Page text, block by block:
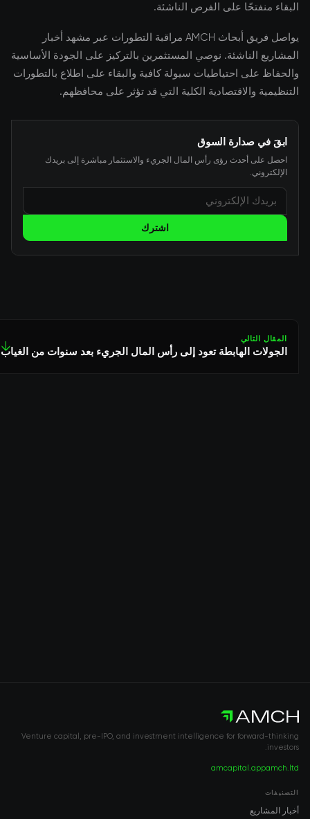
البقاء منفتحًا على الفرص الناشئة.
يواصل فريق أبحاث AMCH مراقبة التطورات عبر مشهد أخبار
المشاريع الناشئة. نوصي المستثمرين بالتركيز على الجودة الأساسية
والحفاظ على احتياطيات سيولة كافية والبقاء على اطلاع بالتطورات
التنظيمية والاقتصادية الكلية التي قد تؤثر على محافظهم.
ابقَ في صدارة السوق
احصل على أحدث رؤى رأس المال الجريء والاستثمار مباشرة إلى بريدك
الإلكتروني.
اشترك
المقال التالي
الجولات الهابطة تعود إلى رأس المال الجريء بعد سنوات من الغياب
↓
Venture capital, pre-IPO, and investment intelligence for forward-thinking
investors.
amch.ltd
amcapital.app
التصنيفات
أخبار المشاريع